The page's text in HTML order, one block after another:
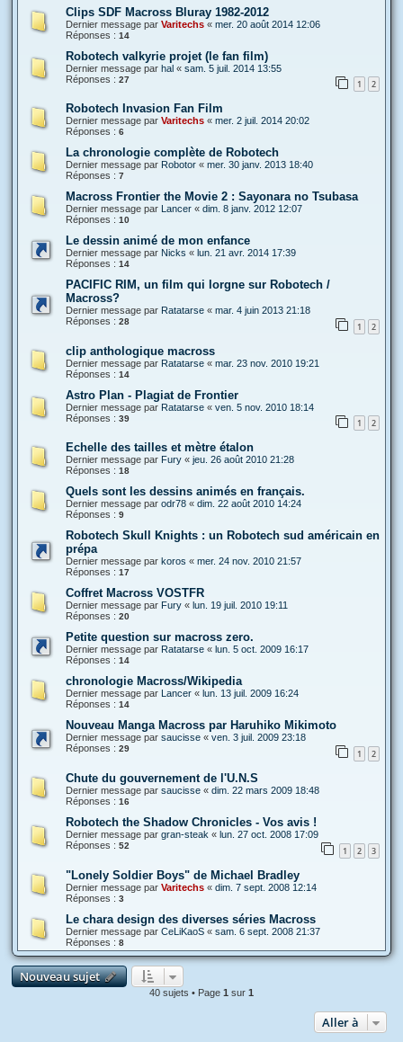
Clips SDF Macross Bluray 1982-2012
Dernier message par Varitechs « mer. 20 août 2014 12:06
Réponses : 14
Robotech valkyrie projet (le fan film)
Dernier message par hal « sam. 5 juil. 2014 13:55
Réponses : 27 1 2
Robotech Invasion Fan Film
Dernier message par Varitechs « mer. 2 juil. 2014 20:02
Réponses : 6
La chronologie complète de Robotech
Dernier message par Robotor « mer. 30 janv. 2013 18:40
Réponses : 7
Macross Frontier the Movie 2 : Sayonara no Tsubasa
Dernier message par Lancer « dim. 8 janv. 2012 12:07
Réponses : 10
Le dessin animé de mon enfance
Dernier message par Nicks « lun. 21 avr. 2014 17:39
Réponses : 14
PACIFIC RIM, un film qui lorgne sur Robotech /
Macross?
Dernier message par Ratatarse « mar. 4 juin 2013 21:18
Réponses : 28 1 2
clip anthologique macross
Dernier message par Ratatarse « mar. 23 nov. 2010 19:21
Réponses : 14
Astro Plan - Plagiat de Frontier
Dernier message par Ratatarse « ven. 5 nov. 2010 18:14
Réponses : 39 1 2
Echelle des tailles et mètre étalon
Dernier message par Fury « jeu. 26 août 2010 21:28
Réponses : 18
Quels sont les dessins animés en français.
Dernier message par odr78 « dim. 22 août 2010 14:24
Réponses : 9
Robotech Skull Knights : un Robotech sud américain en
prépa
Dernier message par koros « mer. 24 nov. 2010 21:57
Réponses : 17
Coffret Macross VOSTFR
Dernier message par Fury « lun. 19 juil. 2010 19:11
Réponses : 20
Petite question sur macross zero.
Dernier message par Ratatarse « lun. 5 oct. 2009 16:17
Réponses : 14
chronologie Macross/Wikipedia
Dernier message par Lancer « lun. 13 juil. 2009 16:24
Réponses : 14
Nouveau Manga Macross par Haruhiko Mikimoto
Dernier message par saucisse « ven. 3 juil. 2009 23:18
Réponses : 29 1 2
Chute du gouvernement de l'U.N.S
Dernier message par saucisse « dim. 22 mars 2009 18:48
Réponses : 16
Robotech the Shadow Chronicles - Vos avis !
Dernier message par gran-steak « lun. 27 oct. 2008 17:09
Réponses : 52 1 2 3
"Lonely Soldier Boys" de Michael Bradley
Dernier message par Varitechs « dim. 7 sept. 2008 12:14
Réponses : 3
Le chara design des diverses séries Macross
Dernier message par CeLiKaoS « sam. 6 sept. 2008 21:37
Réponses : 8
Nouveau sujet
40 sujets • Page 1 sur 1
Aller à